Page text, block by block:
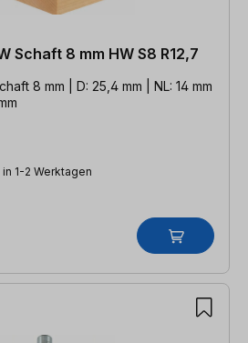
Schaft 8 mm HW S8 R12,7
8 mm | D: 25,4 mm | NL: 14 mm
1-2 Werktagen